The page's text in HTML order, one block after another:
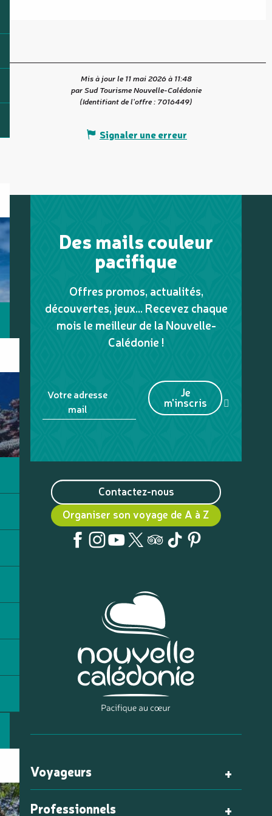
Mis à jour le 11 mai 2026 à 11:48
par Sud Tourisme Nouvelle-Calédonie
(Identifiant de l'offre : 7016449)
Signaler une erreur
Des mails couleur
pacifique
Offres promos, actualités,
découvertes, jeux... Recevez chaque
mois le meilleur de la Nouvelle-
Calédonie !
Votre adresse
mail
Je
m'inscris
Contactez-nous
Organiser son voyage de A à Z
Voyageurs
Professionnels